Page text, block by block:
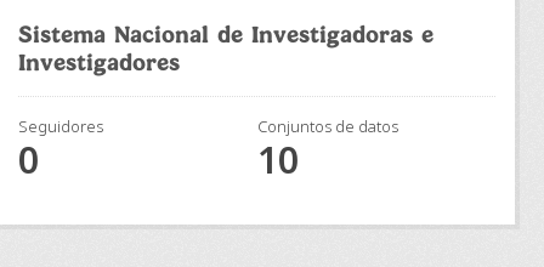
Sistema Nacional de Investigadoras e
Investigadores
Seguidores
0
Conjuntos de datos
10